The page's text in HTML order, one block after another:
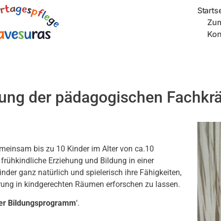
der pädagogischen
bis zu 10 Kinder im Alter von ca.10
Erziehung und Bildung in einer
ganz natürlich und spielerisch ihre Fähigkeiten,
in kindgerechten Räumen erforschen zu lassen.
Bildungsprogramm‘.